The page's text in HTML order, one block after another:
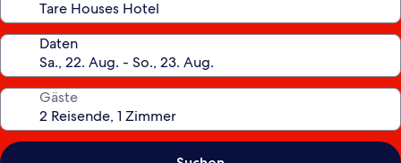
Daten
Gäste